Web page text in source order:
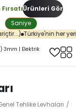
Saniye
Ürünleri Gör
Türkiye'nin her
Tehlike Levhaları